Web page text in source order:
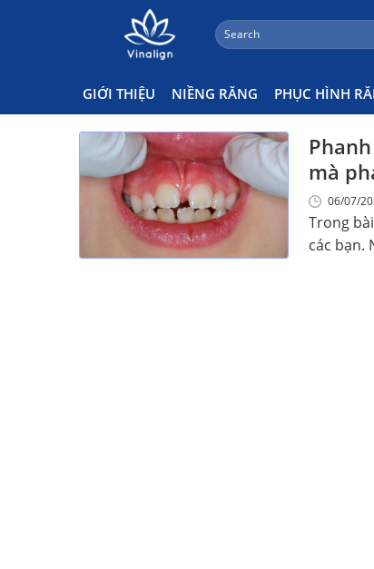
Search
for:
GIỚI THIỆU NIỀNG RĂNG PHỤC HÌNH
Phanh Môi Bám Thấp Có
mà
06/07/
Trong
các bạn.